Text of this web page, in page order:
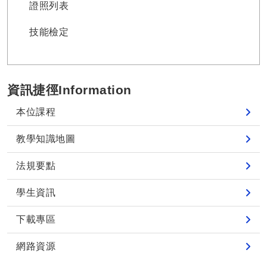
資訊捷徑Information
本位課程
教學知識地圖
法規要點
學生資訊
下載專區
網路資源
證照列表
技能檢定